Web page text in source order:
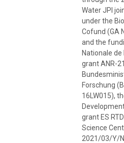
Water JPI
under the
Cofund (GA
and the
Nationale de
grant ANR-
Forschung
16LW015),
grant ES
Science
2021/03/Y/